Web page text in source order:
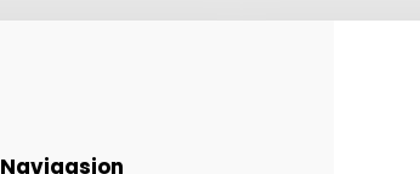
Navigasjon